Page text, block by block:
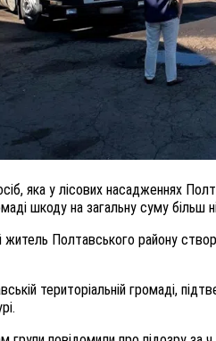
яка у лісових насадженнях
шкоду на загальну суму більш
житель Полтавського району
територіальній громаді,
25